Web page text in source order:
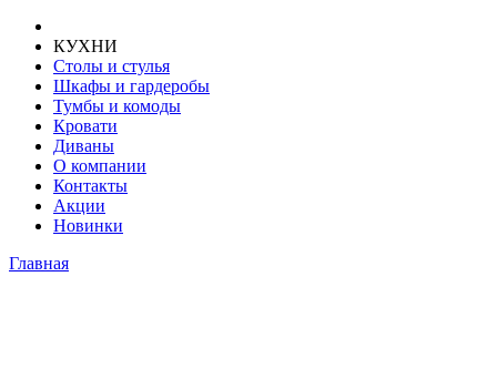
КУХНИ
Столы и стулья
Шкафы и гардеробы
Тумбы и комоды
Кровати
Диваны
О компании
Контакты
Акции
Новинки
Главная